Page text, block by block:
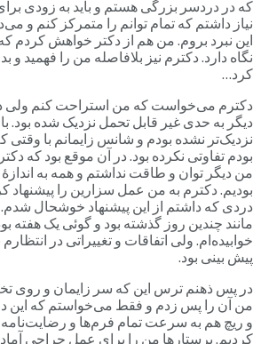
در دردسر بزرگی هستم و باید به زودی
داشتم که تمام توانم را متمرکز کنم و
نبرد بروم. من هم از دکتر خواهش کردم که
دارد. دکترم نیز بلافاصله من را فهمید و
می‌خواست که من استراحت کنم ولی
به حدی غیر قابل تحمل نزدیک شده بود.
نشده بودم و شانس زایمانم با وقتی
تفاوتی نکرده بود. در آن موقع بود که
دیگر توان و طاقت نداشتم و همه به
دکترم به من عمل سزارین را پیشنهاد
که داشتم از این پیشنهاد خوشحال
چندین روز گذشته بود و گوئی یک هفته
ولی اتفاقات و تغییراتی در انتظارم
بینی بود.
پس ذهنم ترس این که سر زایمان و روی
آن را پس زدم و فقط می‌خواستم که این
ریچ هم به سرعت تمام فرم‌ها و رضایت‌نامه
پرستارها من را برای عمل جراحی